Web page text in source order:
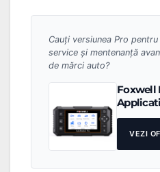
Cauți versiunea Pro
service și mentenanță
de mărci auto?
Foxwell
VEZI